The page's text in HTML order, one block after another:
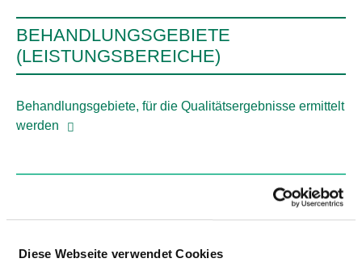
Diese Webseite verwendet Cookies
BEHANDLUNGSGEBIETE
(LEISTUNGSBEREICHE)
Behandlungsgebiete, für die Qualitätsergebnisse ermittelt
werden
HERZSCHRITTMACHER: ERSTMALIGES
HERZSCHRITTMACHER: AUSTAUSCH DES